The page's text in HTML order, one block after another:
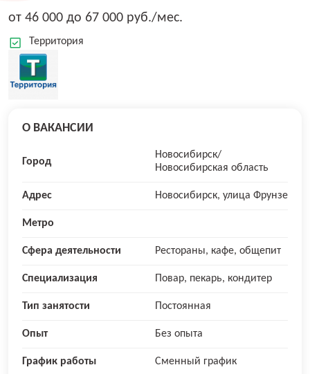
от 46 000 до 67 000 руб./мес.
Территория
О ВАКАНСИИ
Город
Новосибирск/
Новосибирская область
Адрес Нoвoсибиpcк, улица Фрунзe
Метро
Сфера деятельности Рестораны, кафе, общепит
Специализация Повар, пекарь, кондитер
Тип занятости Постоянная
Опыт Без опыта
График работы Сменный график